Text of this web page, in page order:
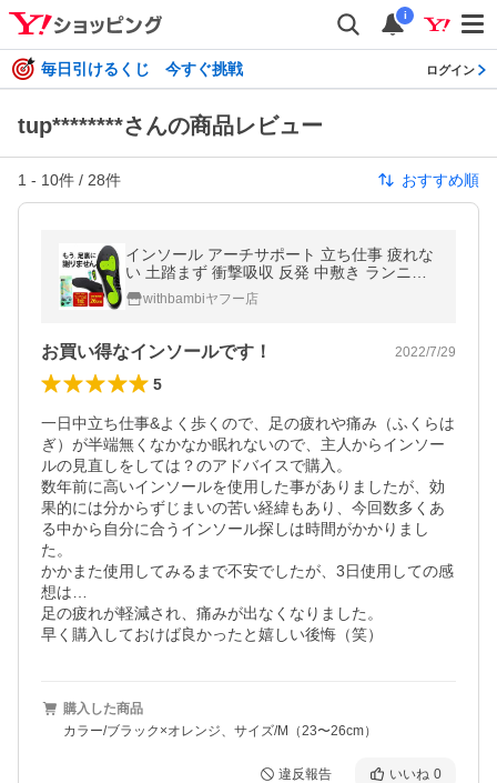
i
毎日引けるくじ 今すぐ挑戦 ログイン
tup********さんの商品レビュー
1 - 10件 / 28件 おすすめ順
インソール アーチサポート 立ち仕事 疲れな
い 土踏まず 衝撃吸収 反発 中敷き ランニン
グ靴 偏平足 スポーツ 矯正 美脚 スニーカー
姿勢 爆買 ポイント利用
withbambiヤフー店
お買い得なインソールです！ 2022/7/29
5
一日中立ち仕事&よく歩くので、足の疲れや痛み（ふくらは
ぎ）が半端無くなかなか眠れないので、主人からインソー
ルの見直しをしては？のアドバイスで購入。
数年前に高いインソールを使用した事がありましたが、効
果的には分からずじまいの苦い経緯もあり、今回数多くあ
る中から自分に合うインソール探しは時間がかかりまし
た。
かかまた使用してみるまで不安でしたが、3日使用しての感
想は…
足の疲れが軽減され、痛みが出なくなりました。
早く購入しておけば良かったと嬉しい後悔（笑）
購入した商品
カラー/ブラック×オレンジ、サイズ/M（23〜26cm）
違反報告 いいね 0